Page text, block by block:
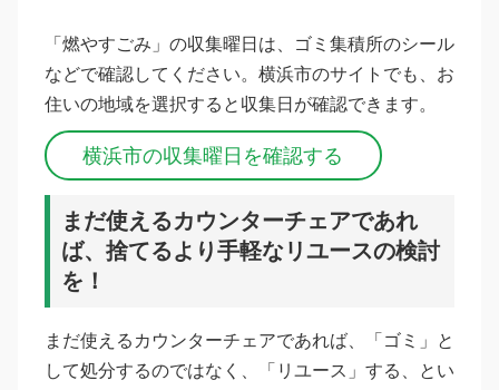
「燃やすごみ」の収集曜日は、ゴミ集積所のシール
などで確認してください。横浜市のサイトでも、お
住いの地域を選択すると収集日が確認できます。
横浜市の収集曜日を確認する
まだ使えるカウンターチェアであれ
ば、捨てるより手軽なリユースの検討
を！
まだ使えるカウンターチェアであれば、「ゴミ」と
して処分するのではなく、「リユース」する、とい